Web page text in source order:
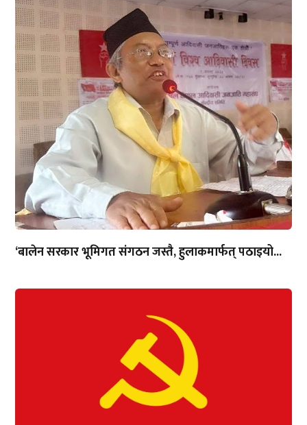
‘बालेन सरकार भूमिगत संगठन जस्तै, हुलाकमार्फत् पठाइयो...